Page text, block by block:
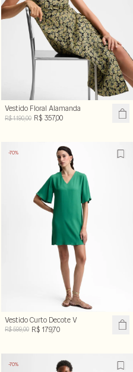
Vestido Floral Alamanda
R$ 1.190,00 R$ 357,00
-70%
Vestido Curto Decote V
R$ 599,00 R$ 179,70
-70%